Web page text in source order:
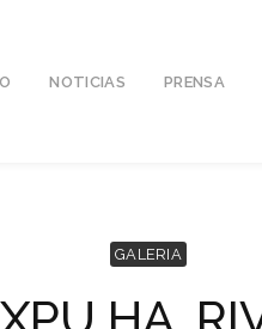
NOTICIAS PRENSA
GALERIA